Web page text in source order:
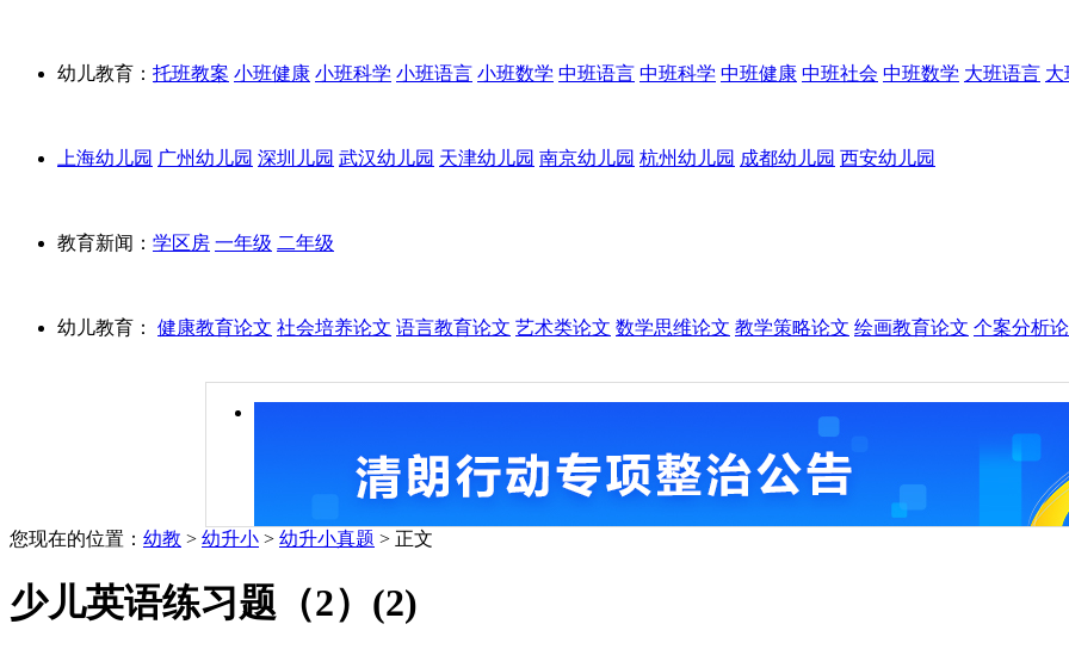
幼儿教育： 托班教案 小班健康 小班科学 小班语言 小班数学 中班语言 中班科学 中班健康 中班社会 中班数学 大班语言 大
上海幼儿园 广州幼儿园 深圳儿园 武汉幼儿园 天津幼儿园 南京幼儿园 杭州幼儿园 成都幼儿园 西安幼儿园
教育新闻： 学区房 一年级 二年级
幼儿教育： 健康教育论文 社会培养论文 语言教育论文 艺术类论文 数学思维论文 教学策略论文 绘画教育论文 个案分析
您现在的位置： 幼教 > 幼升小 > 幼升小真题 > 正文
少儿英语练习题（2）(2)